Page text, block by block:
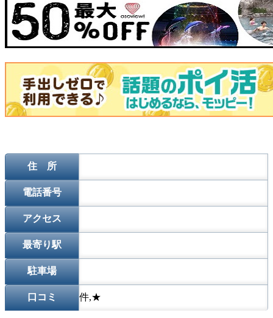
住 所
電話番号
アクセス
最寄り駅
駐車場
口コミ 件,★